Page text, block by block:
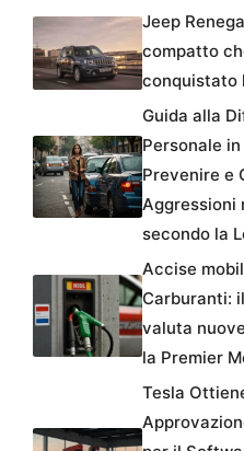
Jeep
compatto
conquistato
Guida alla
Personale
Prevenire e
Aggressioni
secondo la
Accise
Carburanti:
valuta
la Premier
Tesla